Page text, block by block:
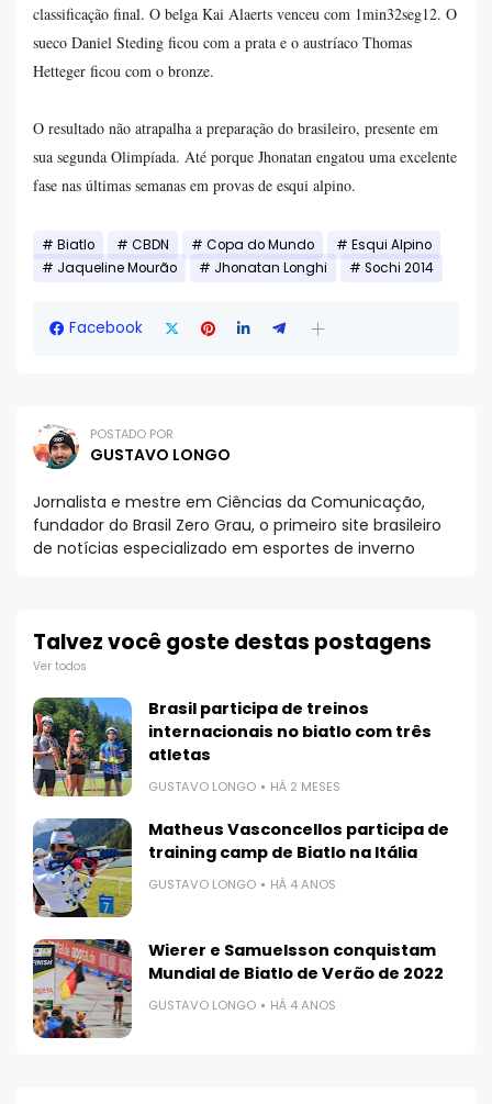
classificação final. O belga Kai Alaerts venceu com 1min32seg12. O
sueco Daniel Steding ficou com a prata e o austríaco Thomas
Hetteger ficou com o bronze.
O resultado não atrapalha a preparação do brasileiro, presente em
sua segunda Olimpíada. Até porque Jhonatan engatou uma excelente
fase nas últimas semanas em provas de esqui alpino.
Biatlo CBDN Copa do Mundo
Esqui Alpino
Jaqueline Mourão
Jhonatan Longhi Sochi 2014
Facebook
POSTADO POR
GUSTAVO LONGO
Jornalista e mestre em Ciências da Comunicação,
fundador do Brasil Zero Grau, o primeiro site brasileiro
de notícias especializado em esportes de inverno
Talvez você goste destas postagens
Ver todos
Brasil participa de treinos
internacionais no biatlo com três
atletas
GUSTAVO LONGO HÁ 2 MESES
Matheus Vasconcellos participa de
training camp de Biatlo na Itália
GUSTAVO LONGO HÁ 4 ANOS
Wierer e Samuelsson conquistam
Mundial de Biatlo de Verão de 2022
GUSTAVO LONGO HÁ 4 ANOS